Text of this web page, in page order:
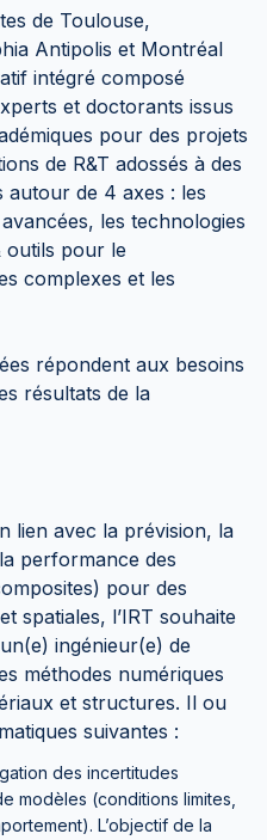
de Toulouse,
Antipolis et Montréal
intégré composé
et doctorants issus
pour des projets
de R&T adossés à des
autour de 4 axes : les
les technologies
outils pour le
complexes et les
répondent aux besoins
résultats de la
lien avec la prévision, la
performance des
pour des
spatiales, l’IRT souhaite
ingénieur(e) de
méthodes numériques
et structures. Il ou
suivantes :
des incertitudes
modèles (conditions limites,
L’objectif de la